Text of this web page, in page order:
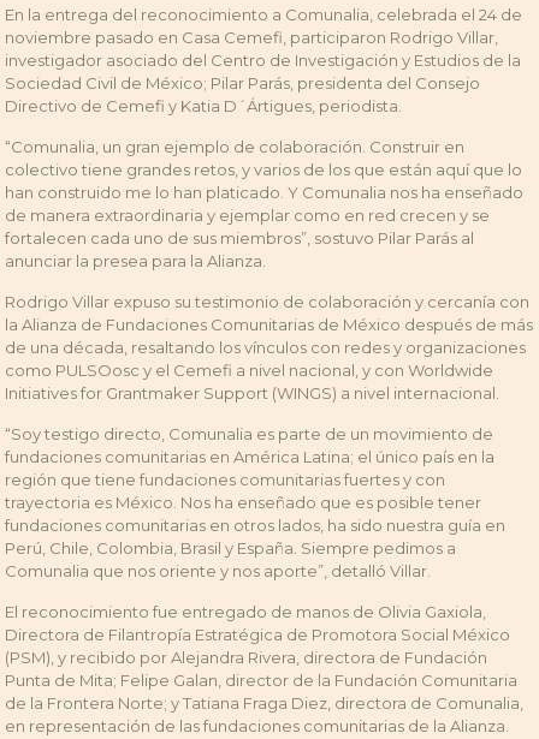
En la entrega del reconocimiento a Comunalia, celebrada el 24 de
noviembre pasado en Casa Cemefi, participaron Rodrigo Villar,
investigador asociado del Centro de Investigación y Estudios de la
Sociedad Civil de México; Pilar Parás, presidenta del Consejo
Directivo de Cemefi y Katia D´Ártigues, periodista.
“Comunalia, un gran ejemplo de colaboración. Construir en
colectivo tiene grandes retos, y varios de los que están aquí que lo
han construido me lo han platicado. Y Comunalia nos ha enseñado
de manera extraordinaria y ejemplar como en red crecen y se
fortalecen cada uno de sus miembros”, sostuvo Pilar Parás al
anunciar la presea para la Alianza.
Rodrigo Villar expuso su testimonio de colaboración y cercanía con
la Alianza de Fundaciones Comunitarias de México después de más
de una década, resaltando los vínculos con redes y organizaciones
como PULSOosc y el Cemefi a nivel nacional, y con Worldwide
Initiatives for Grantmaker Support (WINGS) a nivel internacional.
“Soy testigo directo, Comunalia es parte de un movimiento de
fundaciones comunitarias en América Latina; el único país en la
región que tiene fundaciones comunitarias fuertes y con
trayectoria es México. Nos ha enseñado que es posible tener
fundaciones comunitarias en otros lados, ha sido nuestra guía en
Perú, Chile, Colombia, Brasil y España. Siempre pedimos a
Comunalia que nos oriente y nos aporte”, detalló Villar.
El reconocimiento fue entregado de manos de Olivia Gaxiola,
Directora de Filantropía Estratégica de Promotora Social México
(PSM), y recibido por Alejandra Rivera, directora de Fundación
Punta de Mita; Felipe Galan, director de la Fundación Comunitaria
de la Frontera Norte; y Tatiana Fraga Diez, directora de Comunalia,
en representación de las fundaciones comunitarias de la Alianza.